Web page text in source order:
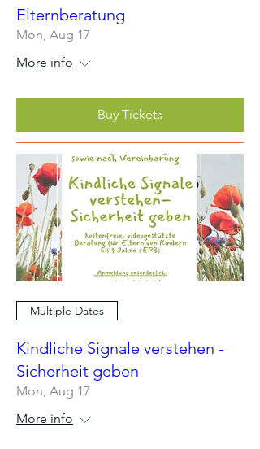
Elternberatung
Mon, Aug 17
More info
Buy Tickets
Multiple Dates
Kindliche Signale verstehen -
Sicherheit geben
Mon, Aug 17
More info